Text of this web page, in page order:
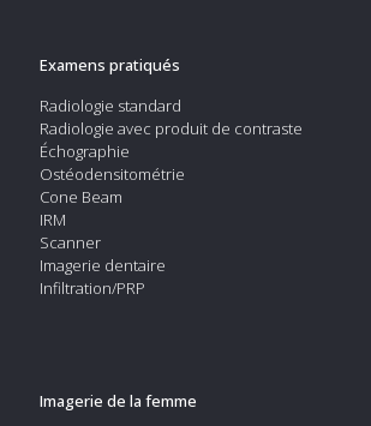
Examens pratiqués
Radiologie standard
Radiologie avec produit de contraste
Échographie
Ostéodensitométrie
Cone Beam
IRM
Scanner
Imagerie dentaire
Infiltration/PRP
Imagerie de la femme